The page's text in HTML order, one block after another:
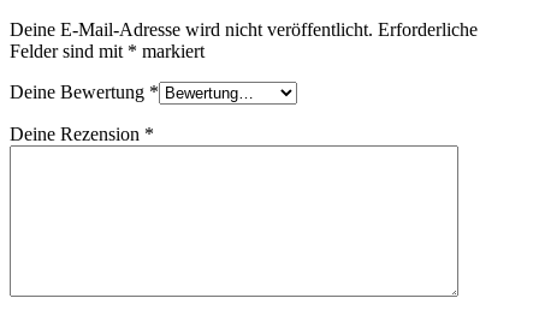
Deine E-Mail-Adresse wird nicht veröffentlicht. Erforderliche
Felder sind mit * markiert
Deine Bewertung *
Deine Rezension *